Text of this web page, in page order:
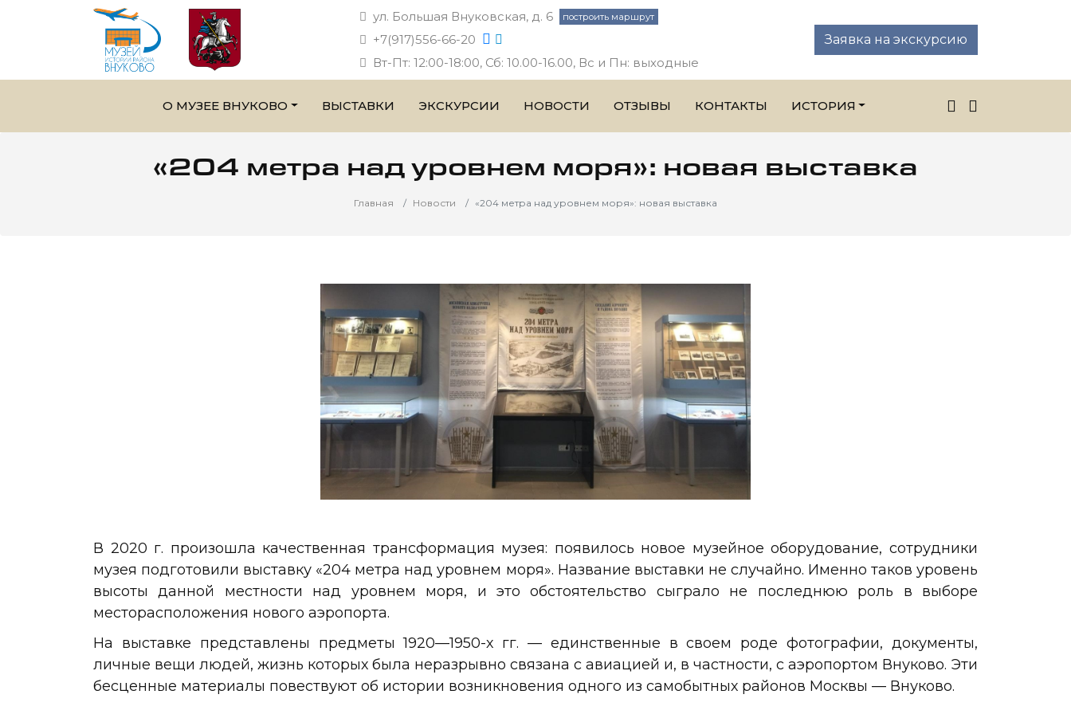
ул. Большая Внуковская, д. 6 построить маршрут
+7(917)556-66-20
Вт-Пт: 12:00-18:00, Сб: 10.00-16.00, Вс и Пн: выходные
Заявка на экскурсию
О МУЗЕЕ ВНУКОВО ВЫСТАВКИ ЭКСКУРСИИ НОВОСТИ ОТЗЫВЫ КОНТАКТЫ ИСТОРИЯ
«204 метра над уровнем моря»: новая выставка
Главная Новости «204 метра над уровнем моря»: новая выставка
В 2020 г. произошла качественная трансформация музея: появилось новое музейное оборудование, сотрудники
музея подготовили выставку «204 метра над уровнем моря». Название выставки не случайно. Именно таков уровень
высоты данной местности над уровнем моря, и это обстоятельство сыграло не последнюю роль в выборе
месторасположения нового аэропорта.
На выставке представлены предметы 1920—1950-х гг. — единственные в своем роде фотографии, документы,
личные вещи людей, жизнь которых была неразрывно связана с авиацией и, в частности, с аэропортом Внуково. Эти
бесценные материалы повествуют об истории возникновения одного из самобытных районов Москвы — Внуково.